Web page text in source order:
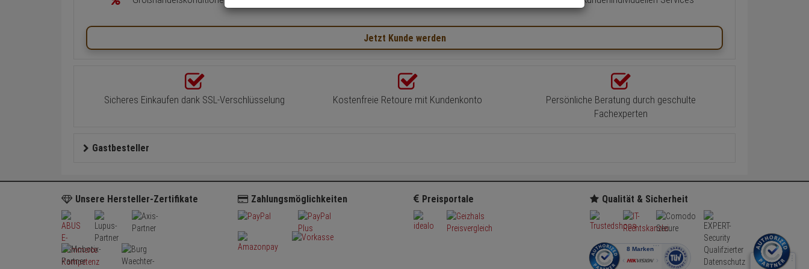
Jetzt Kunde werden
Sicheres Einkaufen dank SSL-Verschlüsselung Kostenfreie Retoure mit Kundenkonto
Persönliche Beratung durch geschulte
Fachexperten
Gastbesteller
Unsere Hersteller-Zertifikate Zahlungsmöglichkeiten Preisportale Qualität & Sicherheit